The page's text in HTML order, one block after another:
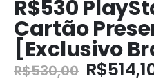
R$530
Cartão
[Exclusivo
R$530,00 R$